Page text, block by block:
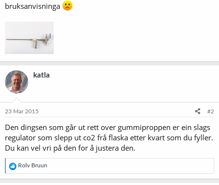
bruksanvisninga
katla
23 Mar 2015 #2
Den dingsen som går ut rett over gummiproppen er ein slags
regulator som slepp ut co2 frå flaska etter kvart som du fyller.
Du kan vel vri på den for å justera den.
R
e
a
Rolv Bruun